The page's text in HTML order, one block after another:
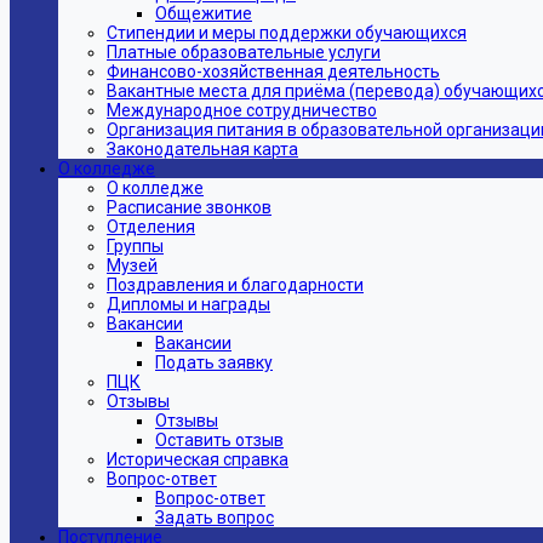
Общежитие
Стипендии и меры поддержки обучающихся
Платные образовательные услуги
Финансово-хозяйственная деятельность
Вакантные места для приёма (перевода)
Международное сотрудничество
Организация питания в образовательной
Законодательная карта
О колледже
О колледже
Расписание звонков
Отделения
Группы
Музей
Поздравления и благодарности
Дипломы и награды
Вакансии
Вакансии
Подать заявку
ПЦК
Отзывы
Отзывы
Оставить отзыв
Историческая справка
Вопрос-ответ
Вопрос-ответ
Задать вопрос
Поступление